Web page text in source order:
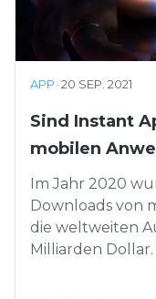
APP ·20 SEP. 2021
Sind Instant
mobilen
Im Jahr 2020
Downloads von
die weltweiten
Milliarden Dollar.